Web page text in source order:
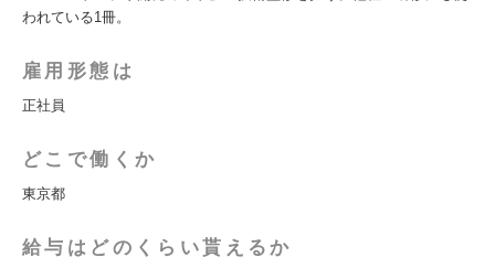
われている1冊。
雇用形態は
正社員
どこで働くか
東京都
給与はどのくらい貰えるか